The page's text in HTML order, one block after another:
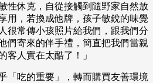
性休克，自從接觸到隨野家自然放
用，若換成他牌，孩子敏銳的味覺
很常傳小孩照片給我們，跟我們分
們寄來的伴手禮，簡直把我們當親
客人實在太酷了！」
「吃的重要」，轉而購買友善環境